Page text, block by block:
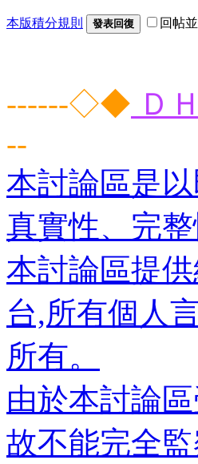
本版積分規則 發表回復 回帖
------◇◆ Ｄ
--
本討論區是
真實性、完
本討論區提
台,所有個人
所有。
由於本討論
故不能完全